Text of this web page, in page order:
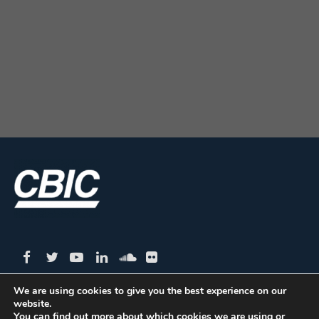
CBIC | SBN Quadra 01 – Bloco I – 4º Andar Edifício:
We are using cookies to give you the best experience on our
website.